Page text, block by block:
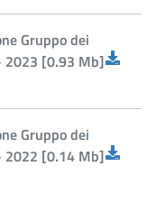
Gruppo dei
2023 [0.93 Mb]
Gruppo dei
2022 [0.14 Mb]